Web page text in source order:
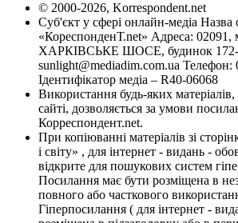
© 2000-2026, Korrespondent.net
Суб'єкт у сфері онлайн-медіа Назва
«КореспонденТ.net» Адреса: 02091,
ХАРКІВСЬКЕ ШОСЕ, будинок 172-
sunlight@mediadim.com.ua Телефон:
Ідентифікатор медіа – R40-06068
Використання будь-яких
сайті, дозволяється за умови
Корреспондент.net.
При копіюванні матеріалів зі
і світу» , для інтернет - видань -
відкрите для пошукових систем
Посилання має бути розміщена в
повного або часткового
Гіперпосилання ( для інтернет -